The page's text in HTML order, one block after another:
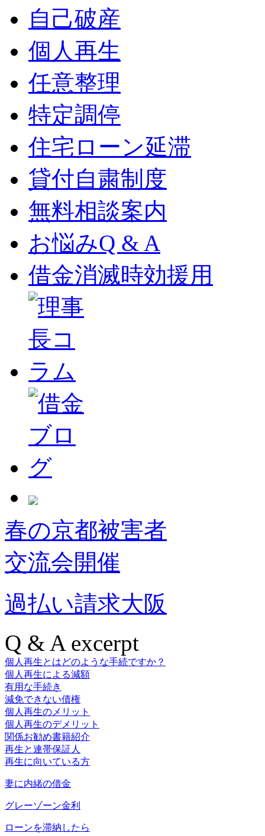
自己破産
個人再生
任意整理
特定調停
住宅ローン延滞
貸付自粛制度
無料相談案内
お悩みQ & A
借金消滅時効援用
春の京都被害者
交流会開催
過払い請求大阪
Q & A excerpt
個人再生とはどのような手続ですか？
個人再生による減額
有用な手続き
減免できない債権
個人再生のメリット
個人再生のデメリット
関係お勧め書籍紹介
再生と連帯保証人
再生に向いている方
妻に内緒の借金
グレーゾーン金利
ローンを滞納したら